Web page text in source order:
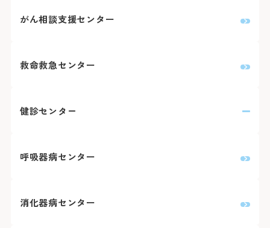
がん相談支援センター
救命救急センター
健診センター
呼吸器病センター
消化器病センター